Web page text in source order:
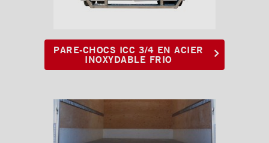
PARE-CHOCS ICC 3/4 EN ACIER
INOXYDABLE FRIO